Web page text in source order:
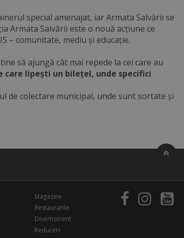
special amenajat, iar Armata Salvării se
Armata Salvării este o nouă acțiune ce
– comunitate, mediu și educație.
să ajungă cât mai repede la cei care au
care lipești un bilețel, unde specifici
de colectare municipal, unde sunt sortate și
Magazine
Restaurante
Divertisment
Reduceri